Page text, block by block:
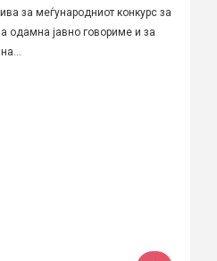
за меѓународниот конкурс за
одамна јавно говориме и за